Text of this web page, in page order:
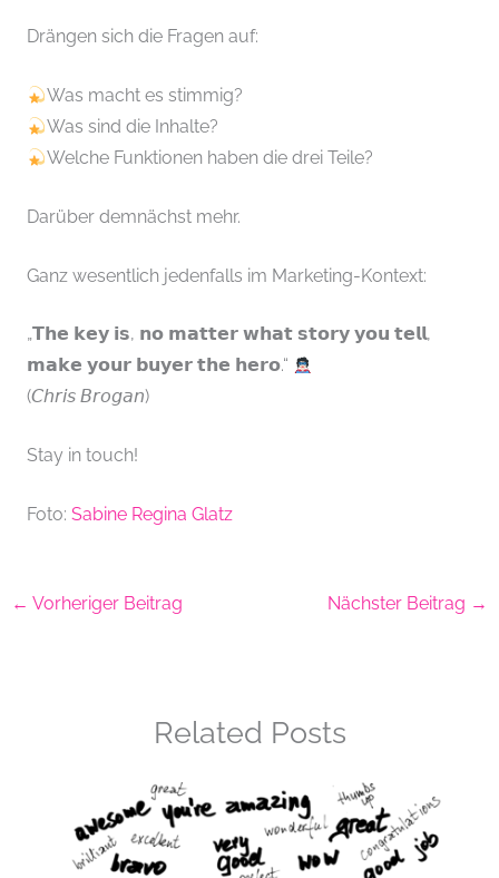
Drängen sich die Fragen auf:
Was macht es stimmig?
Was sind die Inhalte?
Welche Funktionen haben die drei Teile?
Darüber demnächst mehr.
Ganz wesentlich jedenfalls im Marketing-Kontext:
„𝗧𝗵𝗲 𝗸𝗲𝘆 𝗶𝘀, 𝗻𝗼 𝗺𝗮𝘁𝘁𝗲𝗿 𝘄𝗵𝗮𝘁 𝘀𝘁𝗼𝗿𝘆 𝘆𝗼𝘂 𝘁𝗲𝗹𝗹,
𝗺𝗮𝗸𝗲 𝘆𝗼𝘂𝗿 𝗯𝘂𝘆𝗲𝗿 𝘁𝗵𝗲 𝗵𝗲𝗿𝗼.“
(𝘊𝘩𝘳𝘪𝘴 𝘉𝘳𝘰𝘨𝘢𝘯)
Stay in touch!
Foto: Sabine Regina Glatz
← Vorheriger Beitrag Nächster Beitrag →
Related Posts